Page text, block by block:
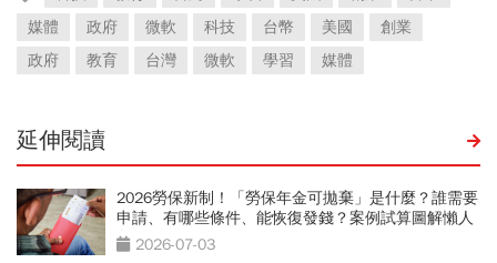
媒體
政府 微軟 科技 台幣 美國
創業
政府
教育 台灣 微軟 學習 媒體
延伸閱讀
2026勞保新制！「勞保年金可拋棄」是什麼？誰需要
申請、有哪些條件、能恢復發錢？案例試算圖解懶人
包 2026-07-03